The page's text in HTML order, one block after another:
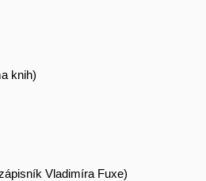
knih)
Vladimíra Fuxe)